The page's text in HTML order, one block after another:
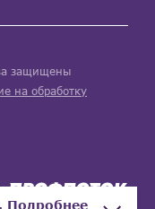
защищены
на обработку
Подробнее